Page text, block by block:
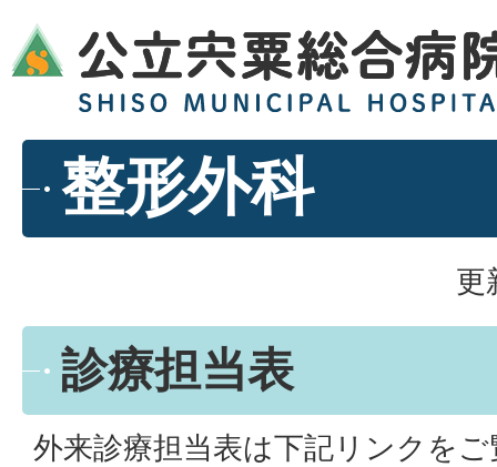
整形外科
更
診療担当表
外来診療担当表は下記リンクを